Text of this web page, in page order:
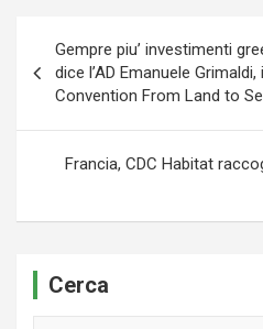
articoli
Gempre piu’ investimenti
dice l’AD Emanuele
Convention From Land to
Francia, CDC Habitat
Cerca